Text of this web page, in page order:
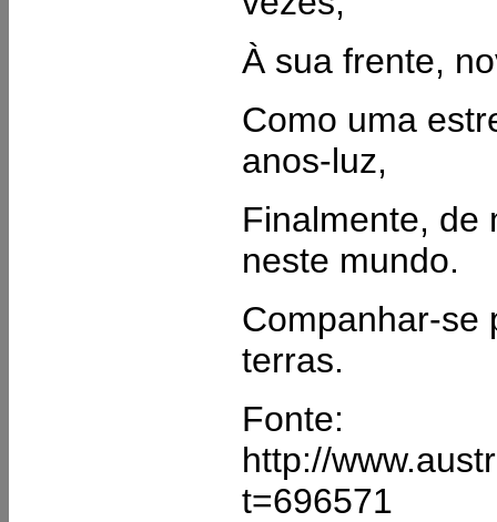
À sua frente,
Como uma
anos-luz,
Finalmente, de
neste mundo.
Companhar-se
terras.
Fonte:
http://
t=696571